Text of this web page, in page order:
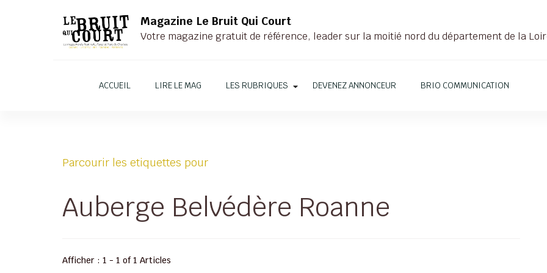
Magazine Le Bruit Qui Court
Votre magazine gratuit de référence, leader sur la moitié nord du département de la
ACCUEIL LIRE LE MAG LES RUBRIQUES DEVENEZ ANNONCEUR BRIO COMMUNICATION
Parcourir les etiquettes pour
Auberge Belvédère Roanne
Afficher : 1 - 1 of 1 Articles